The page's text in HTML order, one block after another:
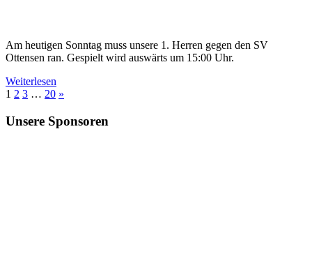
Am heutigen Sonntag muss unsere 1. Herren gegen den SV
Ottensen ran. Gespielt wird auswärts um 15:00 Uhr.
Weiterlesen
Seitennummerierung
der
Beiträge
1 2 3 … 20 Nächste
»
Unsere Sponsoren